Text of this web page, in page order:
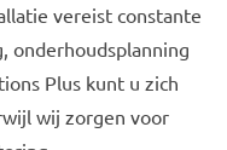
vereist constante
onderhoudsplanning
Plus kunt u zich
wij zorgen voor